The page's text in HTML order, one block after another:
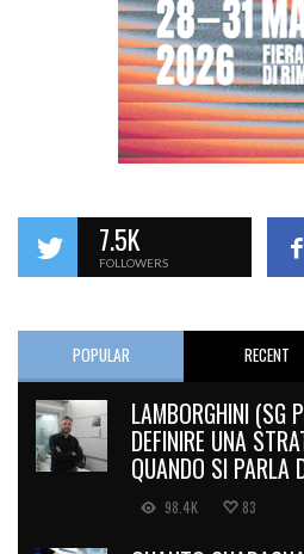
7.5K
FOLLOWERS
POPULAR RECENT
LAMBORGHINI (SG
DEFINIRE UNA
QUANDO SI PARLA
98.4K 83